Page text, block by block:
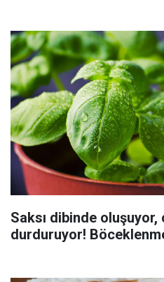
Saksı dibinde
durduruyor!